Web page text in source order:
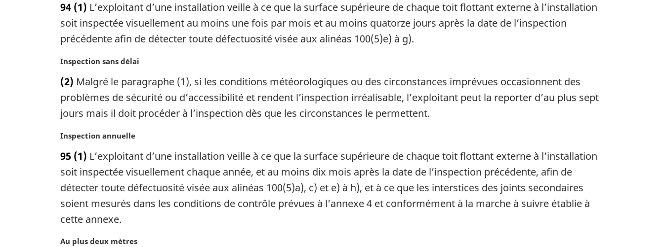
et
chargement
de
volatils)
et
chargement
de
volatils)
et
chargement
de
volatils)
t
e
a
g
i
n
a
l
:
94 (1) L’exploitant d’une installation veille à ce que la surface supérieure de chaque toit flottant externe à l’installation
soit inspectée visuellement au moins une fois par mois et au moins quatorze jours après la date de l’inspection
précédente afin de détecter toute défectuosité visée aux alinéas 100(5)e) à g).
N
t
e
m
a
g
i
n
a
l
:
Inspection sans délai
(2) Malgré le paragraphe (1), si les conditions météorologiques ou des circonstances imprévues occasionnent des
problèmes de sécurité ou d’accessibilité et rendent l’inspection irréalisable, l’exploitant peut la reporter d’au plus sept
jours mais il doit procéder à l’inspection dès que les circonstances le permettent.
N
t
e
a
r
i
n
Inspection annuelle
95 (1) L’exploitant d’une installation veille à ce que la surface supérieure de chaque toit flottant externe à l’installation
soit inspectée visuellement chaque année, et au moins dix mois après la date de l’inspection précédente, afin de
détecter toute défectuosité visée aux alinéas 100(5)a), c) et e) à h), et à ce que les interstices des joints secondaires
soient mesurés dans les conditions de contrôle prévues à l’annexe 4 et conformément à la marche à suivre établie à
cette annexe.
N
Au plus deux mètres